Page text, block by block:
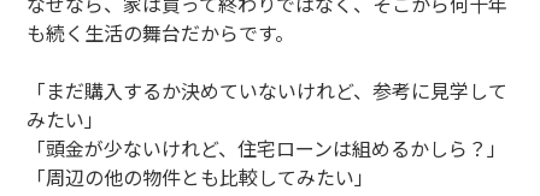
も続く生活の舞台だからです。
「まだ購入するか決めていないけれど、参考に見学して
みたい」
「頭金が少ないけれど、住宅ローンは組めるかしら？」
「周辺の他の物件とも比較してみたい」